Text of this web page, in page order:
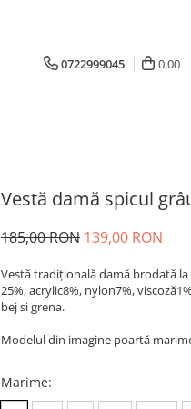
0722999045 0,00
Vestă damă spicul
185,00 RON 139,00 RON
Vestă tradiţională damă brodată
25%, acrylic8%, nylon7%,
bej si grena.
Modelul din imagine poartă
Marime: